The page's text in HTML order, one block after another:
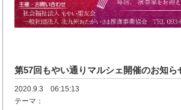
第57回もやい通りマルシェ開催のお知ら
2020.9.3 06:15:13
テーマ：